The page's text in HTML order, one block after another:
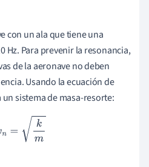
con un ala que tiene una
Hz. Para prevenir la resonancia,
de la aeronave no deben
Usando la ecuación de
sistema de masa-resorte:
m